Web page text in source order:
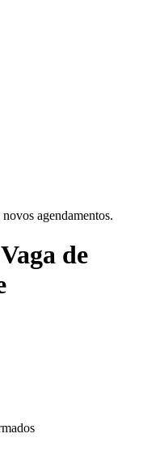
agendamentos.
de